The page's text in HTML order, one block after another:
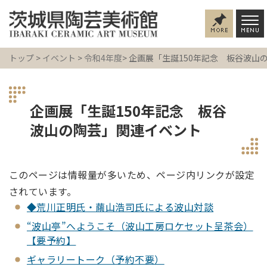
トップ > イベント > 令和4年度> 企画展「生誕150年記念 板谷波山
企画展「生誕150年記念 板谷
波山の陶芸」関連イベント
このページは情報量が多いため、ページ内リンクが設定
されています。
◆荒川正明氏・繭山浩司氏による波山対談
“波山亭”へようこそ（波山工房ロケセット呈茶会）
【要予約】
ギャラリートーク（予約不要）